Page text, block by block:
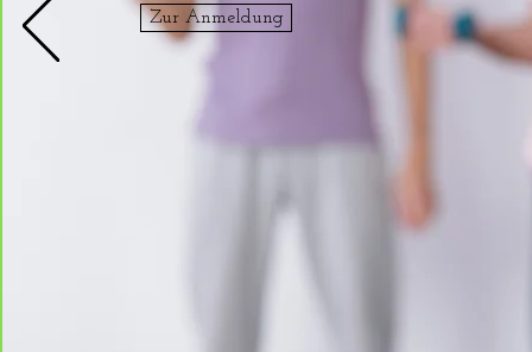
Zur Anmeldung